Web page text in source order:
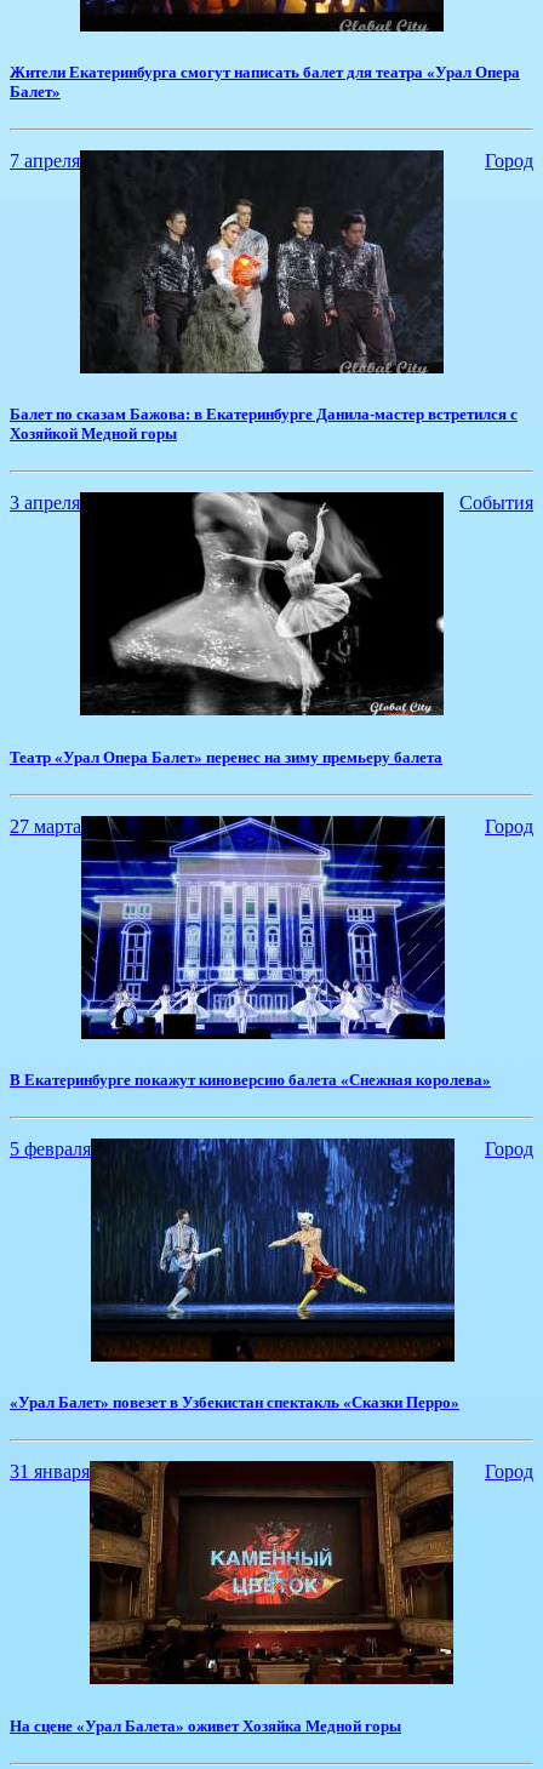
Жители Екатеринбурга смогут написать балет для театра «Урал Опера
Балет»
7 апреля Город
Балет по сказам Бажова: в Екатеринбурге Данила-мастер встретился с
Хозяйкой Медной горы
3 апреля События
​Театр «Урал Опера Балет» перенес на зиму премьеру балета
27 марта Город
В Екатеринбурге покажут киноверсию балета «Снежная королева»
5 февраля Город
«Урал Балет» повезет в Узбекистан спектакль «Сказки Перро»
31 января Город
На сцене «Урал Балета» оживет Хозяйка Медной горы